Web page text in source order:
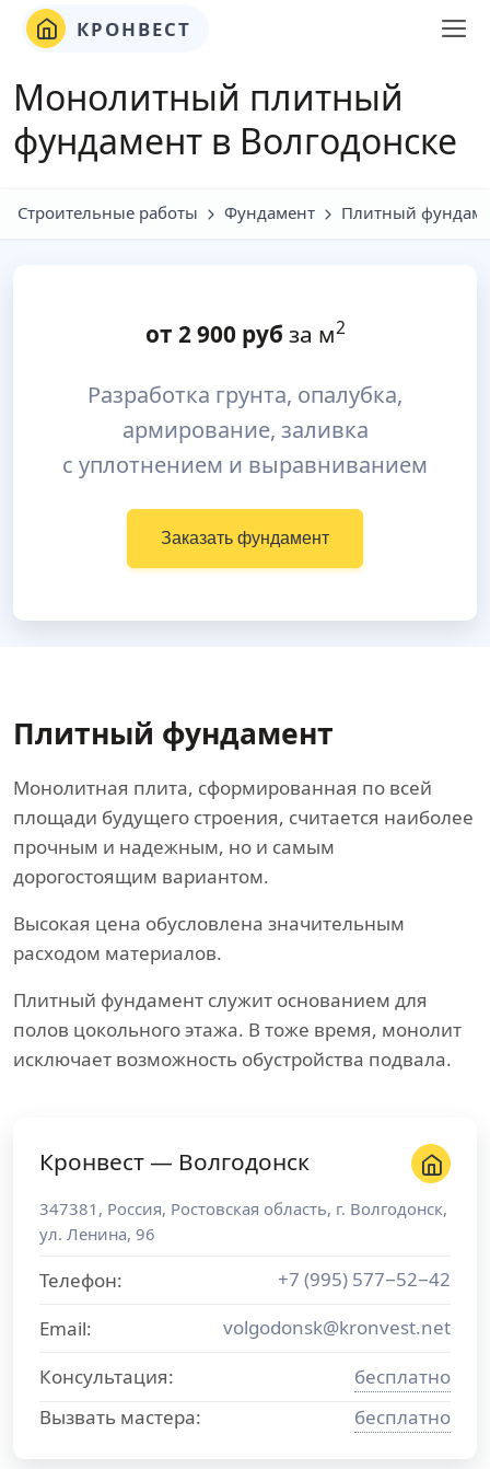
КРОНВЕСТ
Монолитный плитный
фундамент в Волгодонске
Строительные работы Фундамент Плитный
от 2 900руб за м2
Разработка грунта, опалубка,
армирование, заливка
с уплотнением и выравниванием
Заказать фундамент
Плитный фундамент
Монолитная плита, сформированная по всей
площади будущего строения, считается наиболее
прочным и надежным, но и самым
дорогостоящим вариантом.
Высокая цена обусловлена значительным
расходом материалов.
Плитный фундамент служит основанием для
полов цокольного этажа. В тоже время, монолит
исключает возможность обустройства подвала.
Кронвест — Волгодонск
347381 , Россия, Ростовская область, г. Волгодонск,
ул. Ленина, 96
Телефон:
+7 (995) 577−52−42
Email:
volgodonsk@kronvest.net
Консультация:
бесплатно
Вызвать мастера:
бесплатно